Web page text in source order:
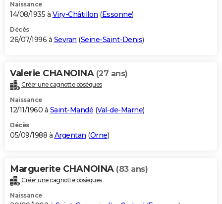
Naissance
14/08/1935 à Viry-Châtillon (Essonne)
Décès
26/07/1996 à Sevran (Seine-Saint-Denis)
Valerie CHANOINA (27 ans)
Créer une cagnotte obsèques
Naissance
12/11/1960 à Saint-Mandé (Val-de-Marne)
Décès
05/09/1988 à Argentan (Orne)
Marguerite CHANOINA (83 ans)
Créer une cagnotte obsèques
Naissance